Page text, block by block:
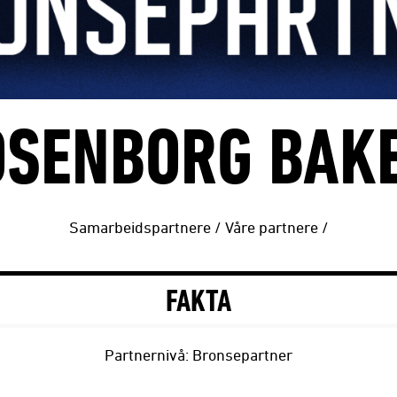
Samarbeidspartnere / Våre partnere /
FAKTA
Partnernivå: Bronsepartner